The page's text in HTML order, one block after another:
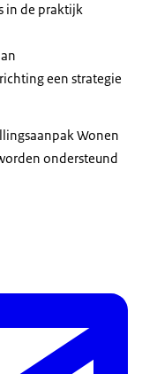
in de praktijk
een strategie
Wonen
ondersteund